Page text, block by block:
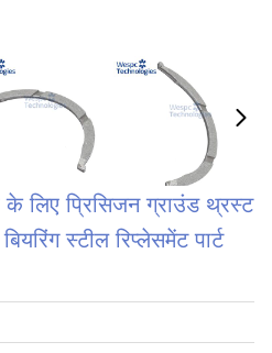
के लिए प्रिसिजन ग्राउंड थ्रस्ट
स्टील रिप्लेसमेंट पार्ट